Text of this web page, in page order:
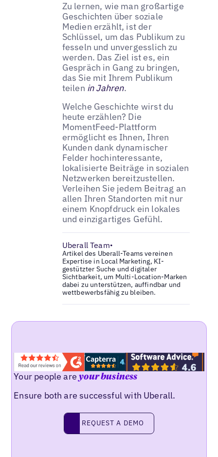
Zu lernen, wie man großartige
Geschichten über soziale
Medien erzählt, ist der
Schlüssel, um das Publikum zu
fesseln und unvergesslich zu
werden. Das Ziel ist es, ein
Gespräch in Gang zu bringen,
das Sie mit Ihrem Publikum
teilen in Jahren.
Welche Geschichte wirst du
heute erzählen? Die
MomentFeed-Plattform
ermöglicht es Ihnen, Ihren
Kunden dank dynamischer
Felder hochinteressante,
lokalisierte Beiträge in sozialen
Netzwerken bereitzustellen.
Verleihen Sie jedem Beitrag an
allen Ihren Standorten mit nur
einem Knopfdruck ein lokales
und einzigartiges Gefühl.
Uberall Team•
Artikel des Uberall-Teams vereinen
Expertise in Local Marketing, KI-
gestützter Suche und digitaler
Sichtbarkeit, um Multi-Location-Marken
dabei zu unterstützen, auffindbar und
wettbewerbsfähig zu bleiben.
Your people areyour business
Ensure both are successful with Uberall.
Request a demo
REQUEST A DEMO